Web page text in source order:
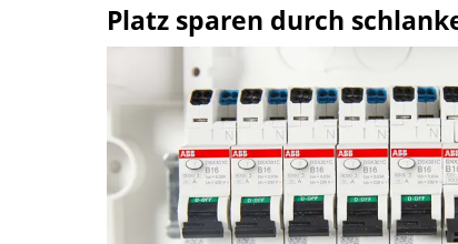
Platz sparen durch